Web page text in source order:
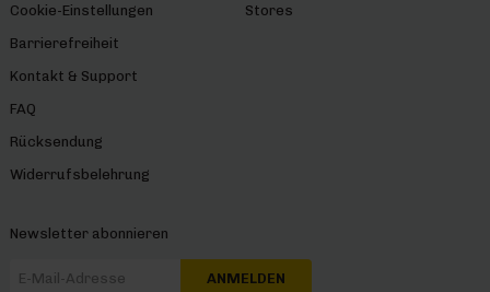
Cookie-Einstellungen
Barrierefreiheit
Kontakt & Support
FAQ
Rücksendung
Widerrufsbelehrung
Stores
Newsletter abonnieren
ANMELDEN